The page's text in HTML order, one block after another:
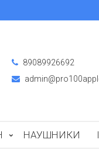
89089926692
НАУШНИКИ